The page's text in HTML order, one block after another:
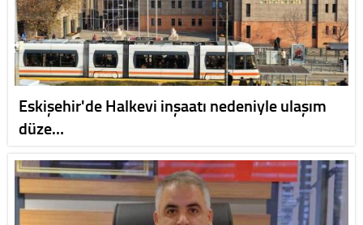
Eskişehir'de Halkevi inşaatı nedeniyle ulaşım
düze…